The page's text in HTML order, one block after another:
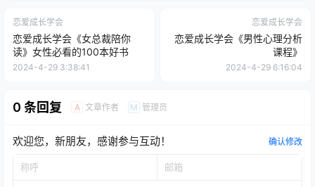
恋爱成长学会
恋爱成长学会《女总裁陪你
读》女性必看的100本好书
2024-4-29 3:38:41
恋爱成长学会
恋爱成长学会《男性心理分析
课程》
2024-4-29 6:16:04
0 条回复 A 文章作者 M 管理员
欢迎您，新朋友，感谢参与互动！ 确认修改